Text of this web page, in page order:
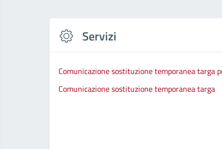
Servizi
Comunicazione sostituzione temporanea targa
Comunicazione sostituzione temporanea targa